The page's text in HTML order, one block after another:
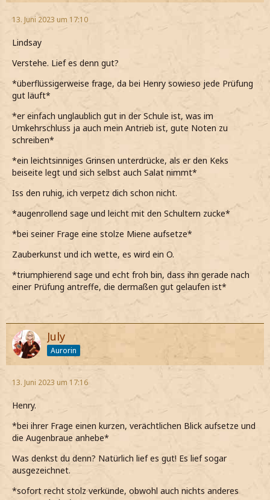
13. Juni 2023 um 17:10
Lindsay
Verstehe. Lief es denn gut?
*überflüssigerweise frage, da bei Henry sowieso jede Prüfung
gut läuft*
*er einfach unglaublich gut in der Schule ist, was im
Umkehrschluss ja auch mein Antrieb ist, gute Noten zu
schreiben*
*ein leichtsinniges Grinsen unterdrücke, als er den Keks
beiseite legt und sich selbst auch Salat nimmt*
Iss den ruhig, ich verpetz dich schon nicht.
*augenrollend sage und leicht mit den Schultern zucke*
*bei seiner Frage eine stolze Miene aufsetze*
Zauberkunst und ich wette, es wird ein O.
*triumphierend sage und echt froh bin, dass ihn gerade nach
einer Prüfung antreffe, die dermaßen gut gelaufen ist*
July
Aurorin
13. Juni 2023 um 17:16
Henry.
*bei ihrer Frage einen kurzen, verächtlichen Blick aufsetze und
die Augenbraue anhebe*
Was denkst du denn? Natürlich lief es gut! Es lief sogar
ausgezeichnet.
*sofort recht stolz verkünde, obwohl auch nichts anderes